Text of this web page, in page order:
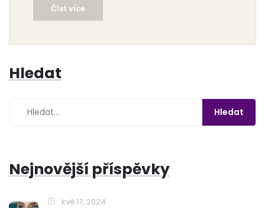
se, co sledovat a jak zvolit správnou dávku, aby se
předešlo nežádoucím reakcím. Zjistíte také, jaké
Číst více
Hledat
Nejnovější příspěvky
kvě 17, 2024